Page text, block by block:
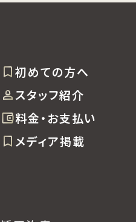
初めての方へ
スタッフ紹介
料金・お支払い
メディア掲載